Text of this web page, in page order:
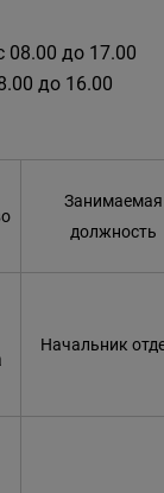
08.00 до 17.00
до 16.00
Занимаемая
должность
Начальник